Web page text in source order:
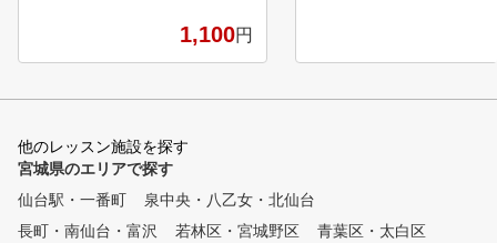
昌弘プロ監修の指導内容をもと
リジナルメニューをご提案。上
達進度が一目で分かるオリジナ
あなたのゴルフライフを徹底サ
ポート。 ●POINT２ 国内会員数
1,100円
他のレッスン施設を探す
宮城県のエリアで探す
仙台駅・一番町
泉中央・八乙女・北仙台
長町・南仙台・富沢
若林区・宮城野区
青葉区・太白区